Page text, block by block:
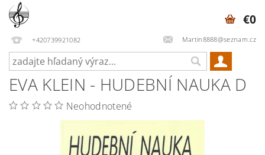
+420739921082 Martin8888@seznam.cz
€0
EVA KLEIN - HUDEBNÍ NAUKA D
Neohodnotené